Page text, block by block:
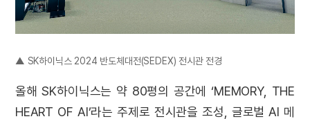
▲ SK하이닉스 2024 반도체대전(SEDEX) 전시관 전경
올해 SK하이닉스는 약 80평의 공간에 ‘MEMORY, THE
HEART OF AI’라는 주제로 전시관을 조성, 글로벌 AI 메